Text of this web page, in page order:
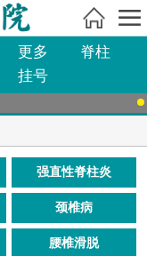
更多
脊柱
挂号
强直性脊柱炎
颈椎病
腰椎滑脱